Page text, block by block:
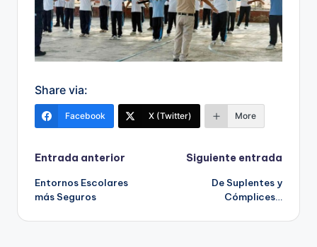
Share via:
Facebook X (Twitter) More
Navegación
de
entradas
Entrada anterior
Entornos Escolares
más Seguros
Siguiente entrada
De Suplentes y
Cómplices…